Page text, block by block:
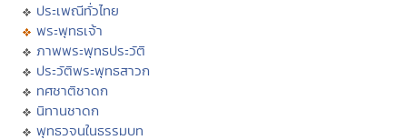
ประเพณีทั่วไทย
พระพุทธเจ้า
ภาพพระพุทธประวัติ
ประวัติพระพุทธสาวก
ทศชาติชาดก
นิทานชาดก
พุทธวจนในธรรมบท